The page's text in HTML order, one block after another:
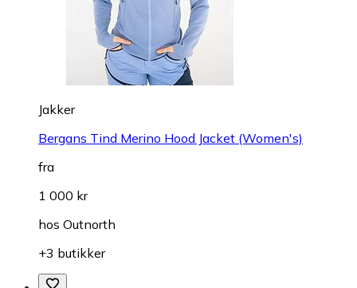
Jakker
Bergans Tind Merino Hood Jacket (Women's)
fra
1 000 kr
hos Outnorth
+3 butikker